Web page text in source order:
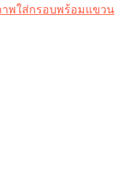
พใส่กรอบพร้อมแขวน​